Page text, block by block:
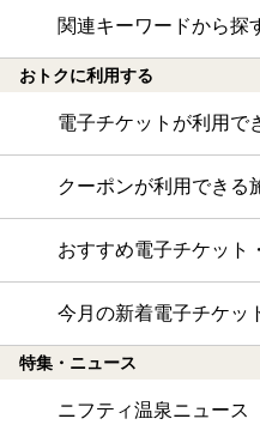
関連キーワードから探
おトクに利用する
電子チケットが利用で
クーポンが利用できる
おすすめ電子チケット
今月の新着電子チケッ
特集・ニュース
ニフティ温泉ニュース